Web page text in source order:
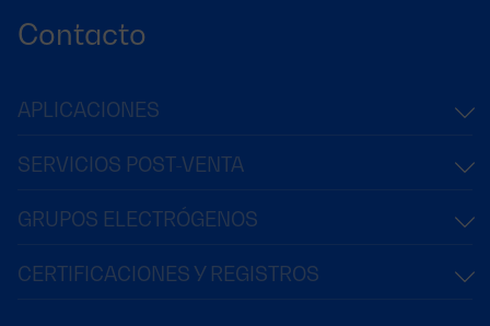
Contacto
APLICACIONES
SERVICIOS POST-VENTA
GRUPOS ELECTRÓGENOS
CERTIFICACIONES Y REGISTROS